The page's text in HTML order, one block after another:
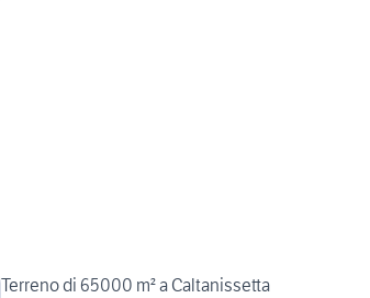
Terreno di 65000 m² a Caltanissetta